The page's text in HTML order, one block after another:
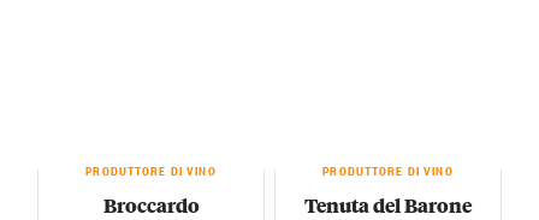
PRODUTTORE DI VINO
Broccardo
PRODUTTORE DI VINO
Tenuta del Barone